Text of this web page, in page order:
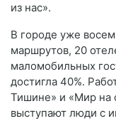
из нас».
В городе уже
маршрутов, 20
маломобильных
достигла 40%.
Тишине» и «Мир на
выступают люди с